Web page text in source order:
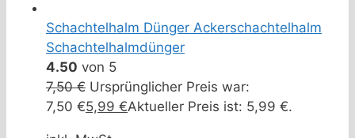
Schachtelhalm Dünger Ackerschachtelhalm
Schachtelhalmdünger
4.50 von 5
7,50€ Ursprünglicher Preis war:
7,50 €5,99 €Aktueller Preis ist: 5,99 €.